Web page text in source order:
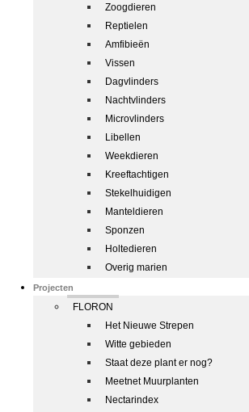
Zoogdieren
Reptielen
Amfibieën
Vissen
Dagvlinders
Nachtvlinders
Microvlinders
Libellen
Weekdieren
Kreeftachtigen
Stekelhuidigen
Manteldieren
Sponzen
Holtedieren
Overig marien
Projecten
FLORON
Het Nieuwe Strepen
Witte gebieden
Staat deze plant er nog?
Meetnet Muurplanten
Nectarindex